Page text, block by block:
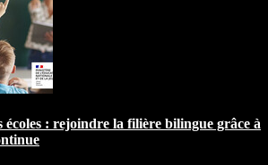
écoles : rejoindre la filière bilingue grâce à